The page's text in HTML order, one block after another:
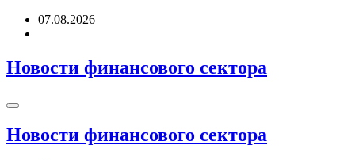
Перейти07.08.2026
Новости финансового сектора
Новости финансового сектора